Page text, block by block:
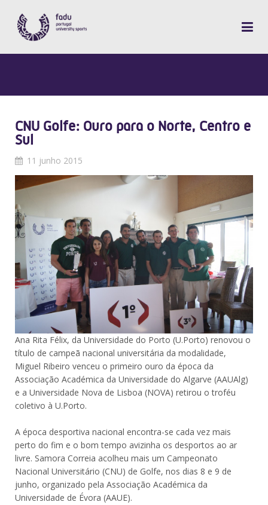
CNU Golfe: Ouro para o Norte, Centro e
Sul
11 junho 2015
Ana Rita Félix, da Universidade do Porto (U.Porto) renovou o
título de campeã nacional universitária da modalidade,
Miguel Ribeiro venceu o primeiro ouro da época da
Associação Académica da Universidade do Algarve (AAUAlg)
e a Universidade Nova de Lisboa (NOVA) retirou o troféu
coletivo à U.Porto.
A época desportiva nacional encontra-se cada vez mais
perto do fim e o bom tempo avizinha os desportos ao ar
livre. Samora Correia acolheu mais um Campeonato
Nacional Universitário (CNU) de Golfe, nos dias 8 e 9 de
junho, organizado pela Associação Académica da
Universidade de Évora (AAUE).